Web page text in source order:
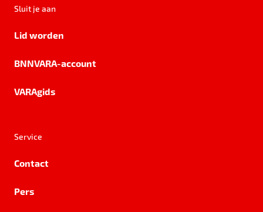
Sluit je aan
Lid worden
BNNVARA-account
VARAgids
Service
Contact
Pers